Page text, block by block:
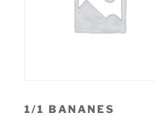
1/1 BANANES